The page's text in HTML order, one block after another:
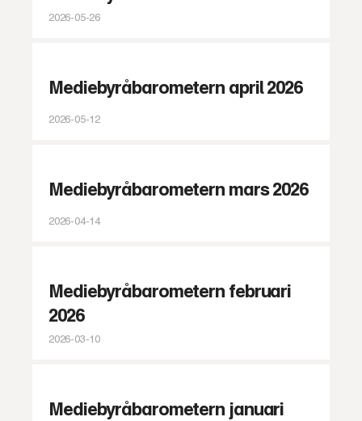
2026-05-26
Mediebyråbarometern april 2026
2026-05-12
Mediebyråbarometern mars 2026
2026-04-14
Mediebyråbarometern februari
2026
2026-03-10
Mediebyråbarometern januari